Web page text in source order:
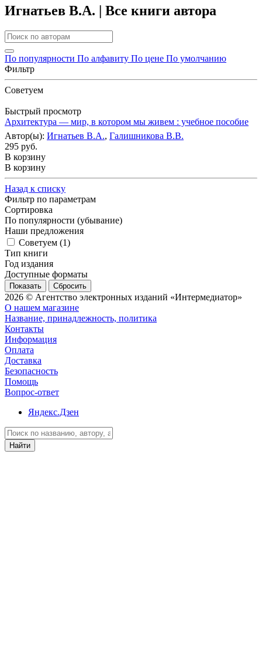
Игнатьев В.А. | Все книги автора
По популярности По алфавиту По цене По умолчанию
Фильтр
Советуем
Быстрый просмотр
Архитектура — мир, в котором мы живем : учебное пособие
Автор(ы): Игнатьев В.А., Галишникова В.В.
295 руб.
В корзину
В корзину
Назад к списку
Фильтр по параметрам
Сортировка
По популярности (убывание)
Наши предложения
Советуем (1)
Тип книги
Год издания
Доступные форматы
Сбросить
2026 © Агентство электронных изданий «Интермедиатор»
О нашем магазине
Название, принадлежность, политика
Контакты
Информация
Оплата
Доставка
Безопасность
Помощь
Вопрос-ответ
Яндекс.Дзен
Найти